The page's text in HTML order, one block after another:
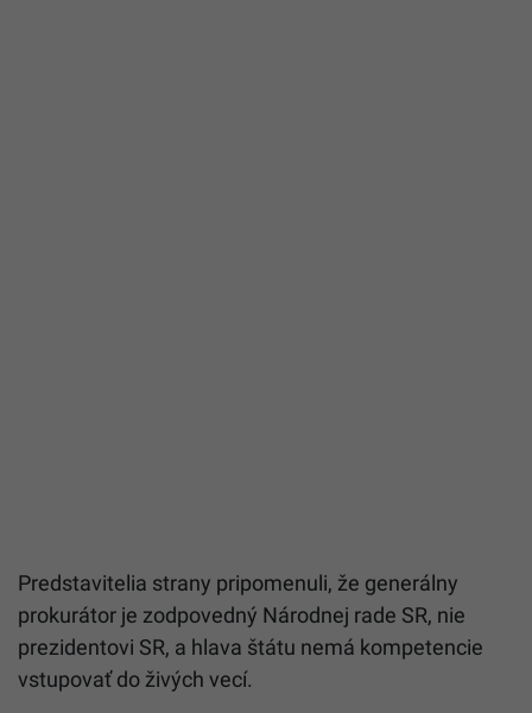
Predstavitelia strany pripomenuli, že generálny
prokurátor je zodpovedný Národnej rade SR, nie
prezidentovi SR, a hlava štátu nemá kompetencie
vstupovať do živých vecí.